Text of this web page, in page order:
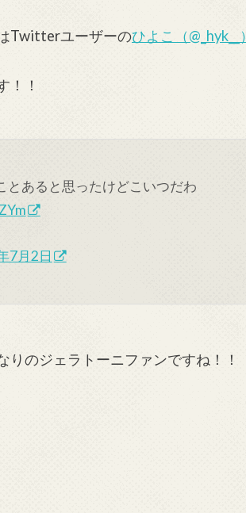
Twitterユーザーのひよこ（@_hyk__）
！！
とあると思ったけどこいつだわ
7月2日
りのジェラトーニファンですね！！